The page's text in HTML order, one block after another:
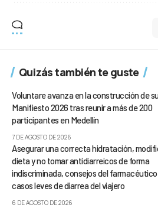
Quizás también te guste
Voluntare avanza en la construcción de
Manifiesto 2026 tras reunir a más de 200
participantes en Medellín
7 DE AGOSTO DE 2026
Asegurar una correcta hidratación,
dieta y no tomar antidiarreicos de forma
indiscriminada, consejos del
casos leves de diarrea del viajero
6 DE AGOSTO DE 2026